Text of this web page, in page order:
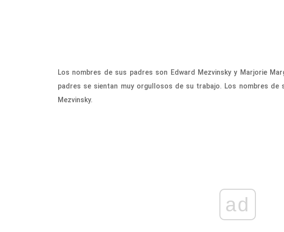
Los nombres de sus padres son Edward Mezvinsky y Marjorie
padres se sientan muy orgullosos de su trabajo. Los nombres de
Mezvinsky.
ad